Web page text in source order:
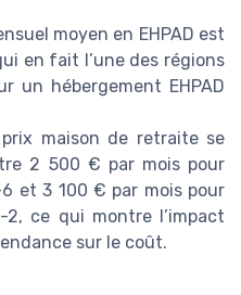
moyen en EHPAD est
en fait l’une des régions
un hébergement EHPAD
maison de retraite se
2 500 € par mois pour
et 3 100 € par mois pour
2, ce qui montre l’impact
sur le coût.